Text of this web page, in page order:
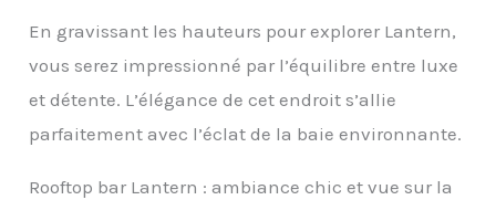
En gravissant les hauteurs pour explorer Lantern,
vous serez impressionné par l’équilibre entre luxe
et détente. L’élégance de cet endroit s’allie
parfaitement avec l’éclat de la baie environnante.
Rooftop bar Lantern : ambiance chic et vue sur la